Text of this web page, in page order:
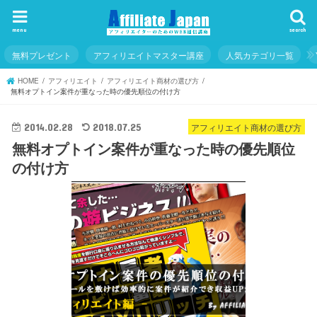
search
menu
無料プレゼント アフィリエイトマスター講座 人気カテゴリ一覧
HOME アフィリエイト
アフィリエイト商材の選び方
無料オプトイン案件が重なった時の優先順位の付け方
アフィリエイト商材の選び方
2014.02.28 2018.07.25
無料オプトイン案件が重なった時の優先順位
の付け方